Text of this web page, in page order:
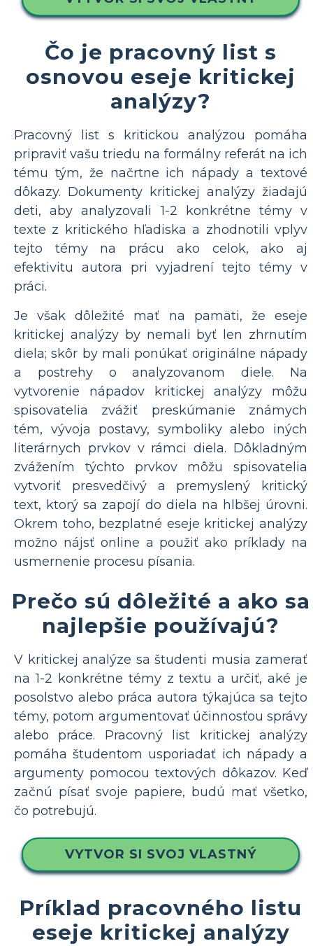
Čo je pracovný list s
osnovou eseje kritickej
analýzy?
Pracovný list s kritickou analýzou pomáha
pripraviť vašu triedu na formálny referát na ich
tému tým, že načrtne ich nápady a textové
dôkazy. Dokumenty kritickej analýzy žiadajú
deti, aby analyzovali 1-2 konkrétne témy v
texte z kritického hľadiska a zhodnotili vplyv
tejto témy na prácu ako celok, ako aj
efektivitu autora pri vyjadrení tejto témy v
práci.
Je však dôležité mať na pamäti, že eseje
kritickej analýzy by nemali byť len zhrnutím
diela; skôr by mali ponúkať originálne nápady
a postrehy o analyzovanom diele. Na
vytvorenie nápadov kritickej analýzy môžu
spisovatelia zvážiť preskúmanie známych
tém, vývoja postavy, symboliky alebo iných
literárnych prvkov v rámci diela. Dôkladným
zvážením týchto prvkov môžu spisovatelia
vytvoriť presvedčivý a premyslený kritický
text, ktorý sa zapojí do diela na hlbšej úrovni.
Okrem toho, bezplatné eseje kritickej analýzy
možno nájsť online a použiť ako príklady na
usmernenie procesu písania.
Prečo sú dôležité a ako sa
najlepšie používajú?
V kritickej analýze sa študenti musia zamerať
na 1-2 konkrétne témy z textu a určiť, aké je
posolstvo alebo práca autora týkajúca sa tejto
témy, potom argumentovať účinnosťou správy
alebo práce. Pracovný list kritickej analýzy
pomáha študentom usporiadať ich nápady a
argumenty pomocou textových dôkazov. Keď
začnú písať svoje papiere, budú mať všetko,
čo potrebujú.
VYTVOR SI SVOJ VLASTNÝ
Príklad pracovného listu
eseje kritickej analýzy